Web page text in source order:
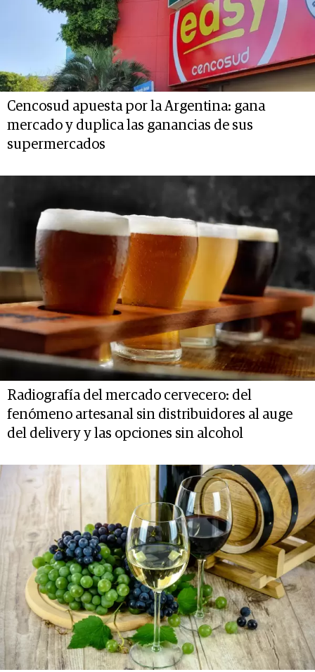
Cencosud apuesta por la Argentina: gana
mercado y duplica las ganancias de sus
supermercados
Radiografía del mercado cervecero: del
fenómeno artesanal sin distribuidores al auge
del delivery y las opciones sin alcohol